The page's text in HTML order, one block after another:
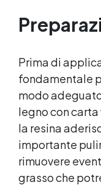
Prima di
fondamentale
modo
legno con
la resina
importante
rimuovere
grasso che